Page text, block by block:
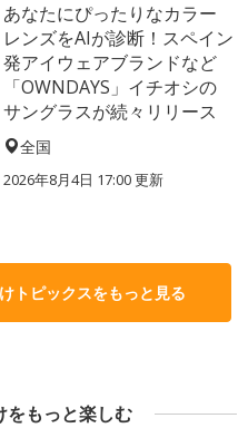
あなたにぴったりなカラー
レンズをAIが診断！スペイン
発アイウェアブランドなど
「OWNDAYS」イチオシの
サングラスが続々リリース
全国
2026年8月4日 17:00更新
トピックスをもっと見る
をもっと楽しむ